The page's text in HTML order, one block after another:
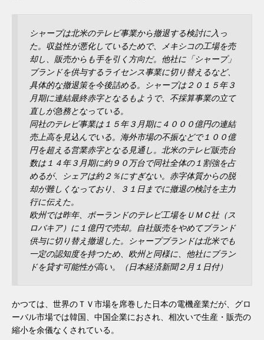
シャープは北米のテレビ事業から撤退する検討に入っ
た。収益性が悪化しているためで、メキシコの工場を売
却し、販売からも手を引く方向だ。他社に「シャープ」
ブランドを供与するライセンス事業に切り替えるなど、
具体的な撤退策を今後詰める。シャープは２０１５年３
月期に連結最終赤字となるもようで、不採算事業の立て
直しが急務となっている。
同社のテレビ事業は１５年３月期に４０００億円の連結
売上高を見込んでいる。海外市場の不振などで１００億
円を超える営業赤字となる見通し。北米のテレビ販売台
数は１４年３月期に約９０万台で同社全体の１割強を占
めるが、シェアは約２％にすぎない。赤字体質からの脱
却が難しくなっており、３１日までに撤退の検討を主力
行に伝えた。
欧州では昨年、ポーランドのテレビ工場をＵＭＣ社（ス
ロバキア）に１億円で売却。自社販売をやめてブランド
供与に切り替え撤退した。シャープブランドは北米でも
一定の認知度を持つため、欧州と同様に、他社にブラン
ドを貸す可能性が高い。（日本経済新聞２月１日付）
かつては、世界のＴＶ市場を席巻した日本の電機産業だが、グロ
ーバル市場では韓国、中国企業におされ、相次いで生産・販売の
縮小を余儀なくされている。